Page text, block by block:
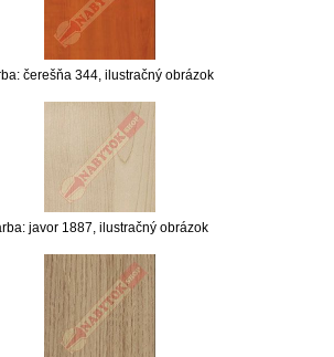
čerešňa 344, ilustračný obrázok
javor 1887, ilustračný obrázok